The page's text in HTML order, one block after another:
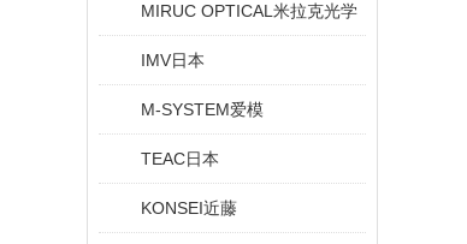
MIRUC OPTICAL米拉克光学
IMV日本
M-SYSTEM爱模
TEAC日本
KONSEI近藤